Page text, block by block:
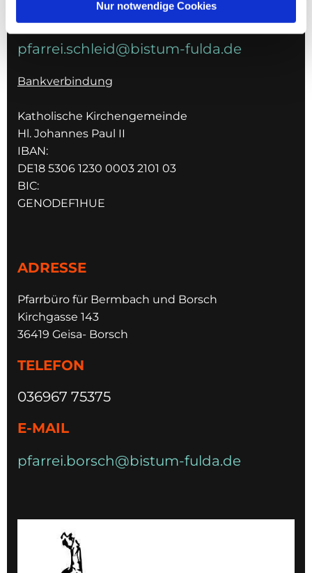
Nur notwendige Cookies
pfarrei.schleid@bistum-fulda.de
Bankverbindung
Katholische Kirchengemeinde
Hl. Johannes Paul II
IBAN:
DE18 5306 1230 0003 2101 03
BIC:
GENODEF1HUE
ADRESSE
Pfarrbüro für Bermbach und Borsch
Kirchgasse 143
36419 Geisa- Borsch
TELEFON
036967 75375
E-MAIL
pfarrei.borsch@bistum-fulda.de